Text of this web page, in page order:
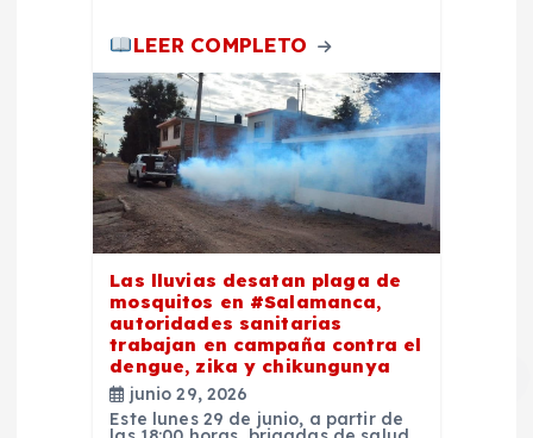
LEER COMPLETO
Las lluvias desatan plaga de
mosquitos en #Salamanca,
autoridades sanitarias
trabajan en campaña contra el
dengue, zika y chikungunya
junio 29, 2026
Este lunes 29 de junio, a partir de